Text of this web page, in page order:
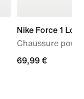
Nike Force 1 Low
Chaussure pour
69,99 €
69,99 €